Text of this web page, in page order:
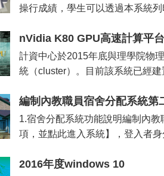
操行成績，學生可以透過本系統
nVidia K80 GPU高速計算平
計資中心於2015年底與理學院物
統（cluster）。目前該系統已經
編制內教職員宿舍分配系統第
1.宿舍分配系統功能說明編制內
項，並點此進入系統】，登入者
2016年度windows 10